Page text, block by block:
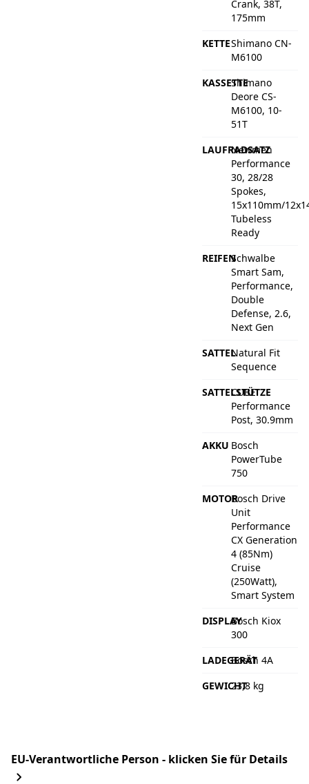
Crank, 38T,
175mm
KETTEShimano CN-
M6100
KASSETTEShimano
Deore CS-
M6100, 10-
51T
LAUFRADSATZ
Newmen
Performance
30, 28/28
Spokes,
15x110mm/
Tubeless
Ready
REIFENSchwalbe
Smart Sam,
Performance,
Double
Defense, 2.6,
Next Gen
SATTELNatural Fit
Sequence
SATTELSTÜTZE
CUBE
Performance
Post, 30.9mm
AKKU Bosch
PowerTube
750
MOTORBosch Drive
Unit
Performance
CX Generation
4 (85Nm)
Cruise
(250Watt),
Smart System
DISPLAYBosch Kiox
300
LADEGERÄT
Bosch 4A
GEWICHT23,8 kg
EU-Verantwortliche Person - klicken Sie für Details